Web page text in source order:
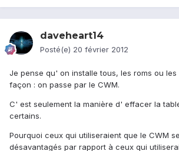
daveheart14
Posté(e) 20 février 2012
Je pense qu' on installe tous, les roms ou
façon : on passe par le CWM.
C' est seulement la manière d' effacer la
certains.
Pourquoi ceux qui utiliseraient que le CWM
désavantagés par rapport à ceux qui